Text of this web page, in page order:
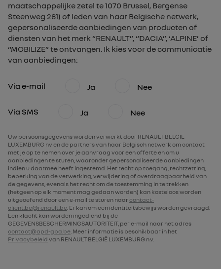
maatschappelijke zetel te 1070 Brussel, Bergense
Steenweg 281) of leden van haar Belgische netwerk,
gepersonaliseerde aanbiedingen van producten of
diensten van het merk “RENAULT”, “DACIA”, ‘ALPINE’ of
“MOBILIZE” te ontvangen. Ik kies voor de communicatie
van aanbiedingen:
Via e-mail Ja Nee
Via SMS Ja Nee
Uw persoonsgegevens worden verwerkt door RENAULT BELGIË
LUXEMBURG nv en de partners van haar Belgisch netwerk om contact
met je op te nemen over je aanvraag voor een offerte en om u
aanbiedingen te sturen, waaronder gepersonaliseerde aanbiedingen
indien u daarmee heeft ingestemd. Het recht op toegang, rechtzetting,
beperking van de verwerking, verwijdering of overdraagbaarheid van
de gegevens, evenals het recht om de toestemming in te trekken
(hetgeen op elk moment mag gedaan worden) kan kosteloos worden
uitgeoefend door een e-mail te sturen naar contact-
client.be@renault.be. Er kan om een identiteitsbewijs worden gevraagd.
Een klacht kan worden ingediend bij de
GEGEVENSBESCHERMINGSAUTORITEIT, per e-mail naar het adres
contact@apd-gba.be. Meer informatie is beschikbaar in het
Privacybeleid van RENAULT BELGIË LUXEMBURG n.v.